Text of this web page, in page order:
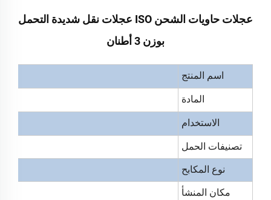
عجلات حاويات الشحن ISO عجلات نقل شديدة التحمل
بوزن 3 أطنان
اسم المنتج
المادة
الاستخدام
تصنيفات الحمل
نوع المكابح
مكان المنشأ